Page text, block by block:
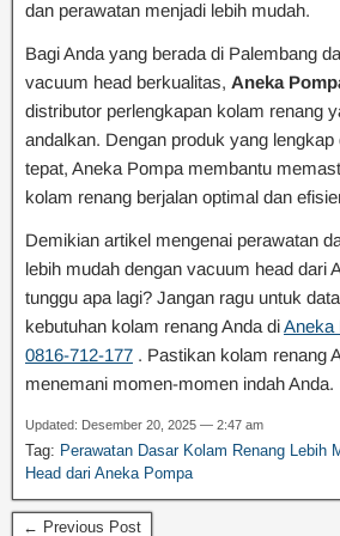
dan perawatan menjadi lebih mudah.
Bagi Anda yang berada di Palembang
vacuum head berkualitas, Aneka
distributor perlengkapan kolam renang
andalkan. Dengan produk yang
tepat, Aneka Pompa membantu
kolam renang berjalan optimal dan
Demikian artikel mengenai perawatan
lebih mudah dengan vacuum head dari
tunggu apa lagi? Jangan ragu untuk
kebutuhan kolam renang Anda diAneka
0816-712-177 . Pastikan kolam renang
menemani momen-momen indah Anda.
Updated: Desember 20, 2025 — 2:47 am
Tag: Perawatan Dasar Kolam Renang Lebih
Head dari Aneka Pompa
← Previous Post